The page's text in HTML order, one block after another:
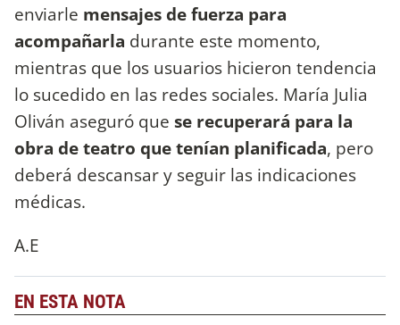
enviarle mensajes de fuerza para
acompañarla durante este momento,
mientras que los usuarios hicieron tendencia
lo sucedido en las redes sociales. María Julia
Oliván aseguró que se recuperará para la
obra de teatro que tenían planificada, pero
deberá descansar y seguir las indicaciones
médicas.
A.E
EN ESTA NOTA